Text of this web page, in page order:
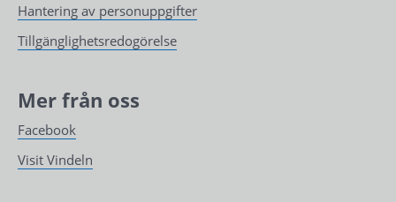
Hantering av personuppgifter
Tillgänglighetsredogörelse
Mer från oss
Facebook
Visit Vindeln